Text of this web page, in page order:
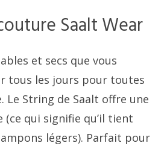
Saalt Wear
et secs que vous
tous les jours pour toutes
Le String de Saalt offre une
qui signifie qu’il tient
légers). Parfait pour